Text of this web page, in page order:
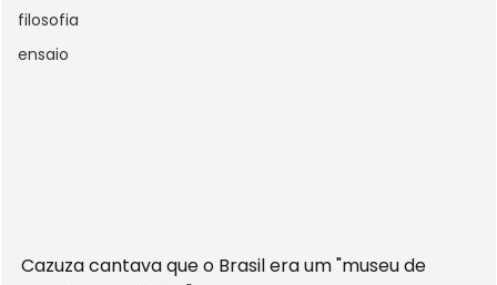
filosofia
ensaio
Cazuza cantava que o Brasil era um "museu de